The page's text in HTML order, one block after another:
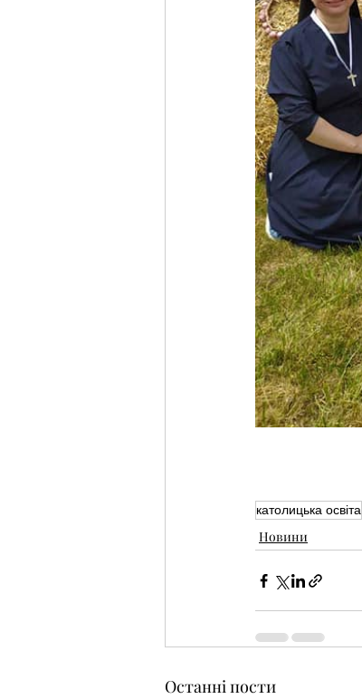
католицька освіта
Новини
Останні пости